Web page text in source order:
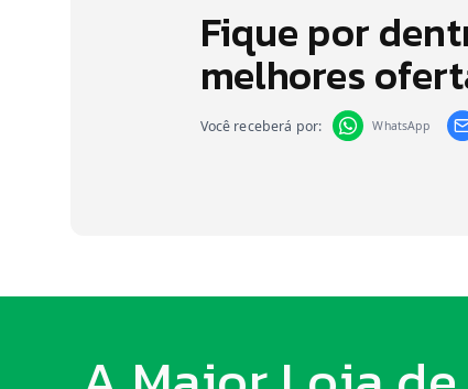
Fique por
melhores
Você receberá por: WhatsApp